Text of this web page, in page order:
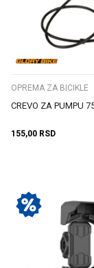
OPREMA ZA BICIKLE
CREVO ZA PUMPU
155,00 RSD